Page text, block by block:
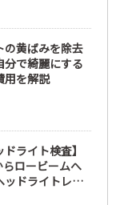
の黄ばみを除去
分で綺麗にする
用を解説
ドライト検査】
ロービームへ
ッドライトレン
ィングも重要